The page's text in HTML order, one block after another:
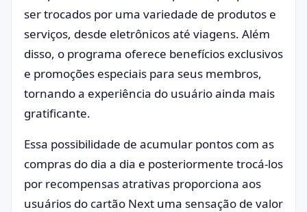
ser trocados por uma variedade de produtos e
serviços, desde eletrônicos até viagens. Além
disso, o programa oferece benefícios exclusivos
e promoções especiais para seus membros,
tornando a experiência do usuário ainda mais
gratificante.
Essa possibilidade de acumular pontos com as
compras do dia a dia e posteriormente trocá-los
por recompensas atrativas proporciona aos
usuários do cartão Next uma sensação de valor